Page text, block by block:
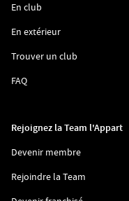
En club
une
nouvelle
fenêtre)
En extérieur(ouvre
une
nouvelle
Trouver un club
FAQ(ouvre
fenêtre)
Rejoignez la Team l'Appart
Devenir membre(ouvre
une
nouvelle
fenêtre)
Rejoindre la Team